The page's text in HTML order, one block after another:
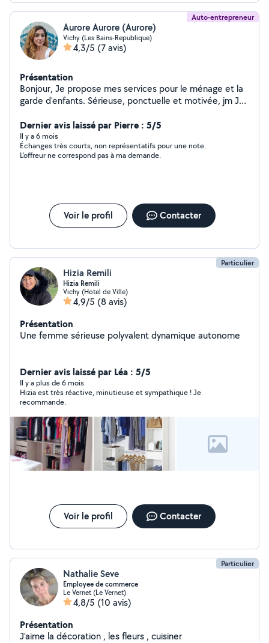
Auto-entrepreneur
Aurore Aurore (Aurore)
Vichy (Les Bains-Republique)
4,3/5 (7 avis)
Présentation
Bonjour, Je propose mes services pour le ménage et la
garde d'enfants. Sérieuse, ponctuelle et motivée, jm Je
N'hésitez pas à me contacter ! Aurore Statut dauto
entrepreneur
Dernier avis laissé par Pierre : 5/5
Il y a 6 mois
Échanges très courts, non représentatifs pour une note.
L'offreur ne correspond pas à ma demande.
Voir le profil Contacter
Particulier
Hizia Remili
Hizia Remili
Vichy (Hotel de Ville)
4,9/5 (8 avis)
Présentation
Une femme sérieuse polyvalent dynamique autonome
Dernier avis laissé par Léa : 5/5
Il y a plus de 6 mois
Hizia est très réactive, minutieuse et sympathique ! Je
recommande.
Voir le profil Contacter
Particulier
Nathalie Seve
Employee de commerce
Le Vernet (Le Vernet)
4,8/5 (10 avis)
Présentation
J’aime la décoration , les fleurs , cuisiner